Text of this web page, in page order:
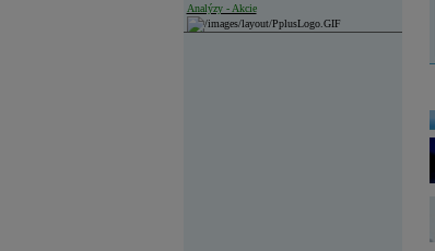
Analýzy - Akcie